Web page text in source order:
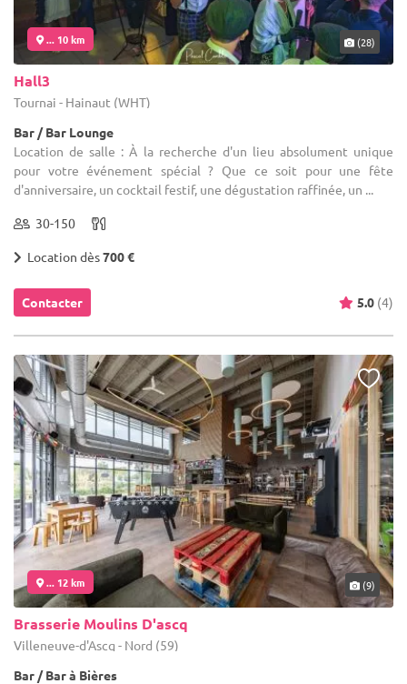
... 10 km (28)
Hall3
Tournai - Hainaut (WHT)
Bar / Bar Lounge
Location de salle : À la recherche d'un lieu absolument unique
pour votre événement spécial ? Que ce soit pour une fête
d'anniversaire, un cocktail festif, une dégustation raffinée, un ...
30-150
Location dès700 €
Contacter 5.0 (4)
... 12 km (9)
Brasserie Moulins D'ascq
Villeneuve-d'Ascq - Nord (59)
Bar / Bar à Bières